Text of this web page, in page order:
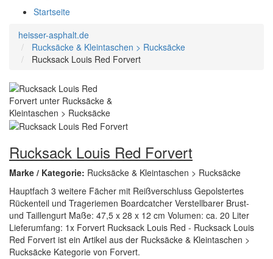
Startseite
heisser-asphalt.de
Rucksäcke & Kleintaschen > Rucksäcke
Rucksack Louis Red Forvert
Rucksack Louis Red Forvert
Marke / Kategorie: Rucksäcke & Kleintaschen > Rucksäcke
Hauptfach 3 weitere Fächer mit Reißverschluss Gepolstertes
Rückenteil und Trageriemen Boardcatcher Verstellbarer Brust-
und Taillengurt Maße: 47,5 x 28 x 12 cm Volumen: ca. 20 Liter
Lieferumfang: 1x Forvert Rucksack Louis Red - Rucksack Louis
Red Forvert ist ein Artikel aus der Rucksäcke & Kleintaschen >
Rucksäcke Kategorie von Forvert.